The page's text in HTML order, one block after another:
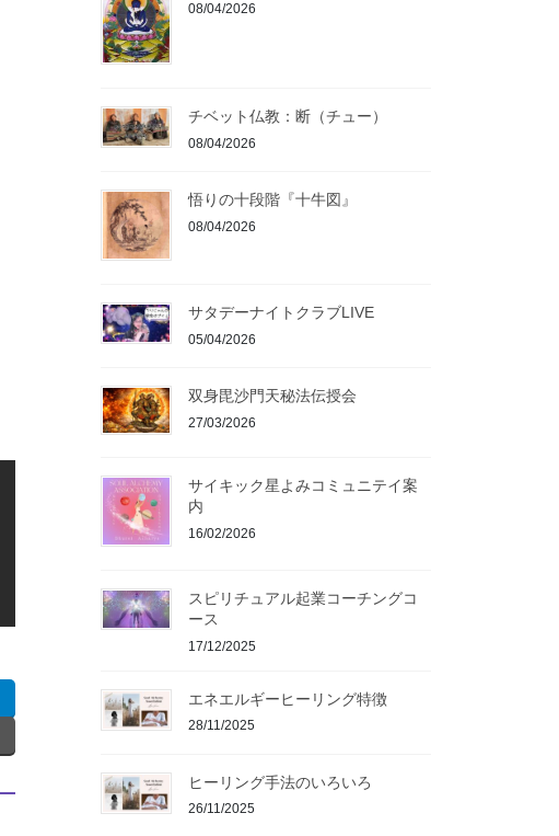
08/04/2026
チベット仏教：断（チュー）
08/04/2026
悟りの十段階『十牛図』
08/04/2026
サタデーナイトクラブLIVE
05/04/2026
双身毘沙門天秘法伝授会
27/03/2026
サイキック星よみコミュニテイ案
内
16/02/2026
スピリチュアル起業コーチングコ
ース
17/12/2025
エネエルギーヒーリング特徴
28/11/2025
ヒーリング手法のいろいろ
26/11/2025